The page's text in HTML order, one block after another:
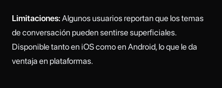
Limitaciones: Algunos usuarios reportan que los temas
de conversación pueden sentirse superficiales.
Disponible tanto en iOS como en Android, lo que le da
ventaja en plataformas.